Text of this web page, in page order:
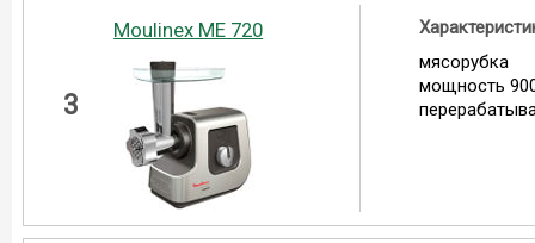
3
Moulinex ME 720
мясорубка
мощность